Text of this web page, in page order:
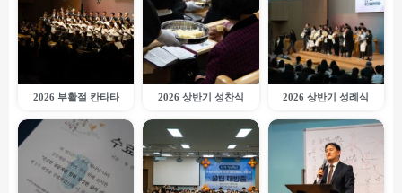
2026 부활절 칸타타 2026 상반기 성찬식 2026 상반기 성례식